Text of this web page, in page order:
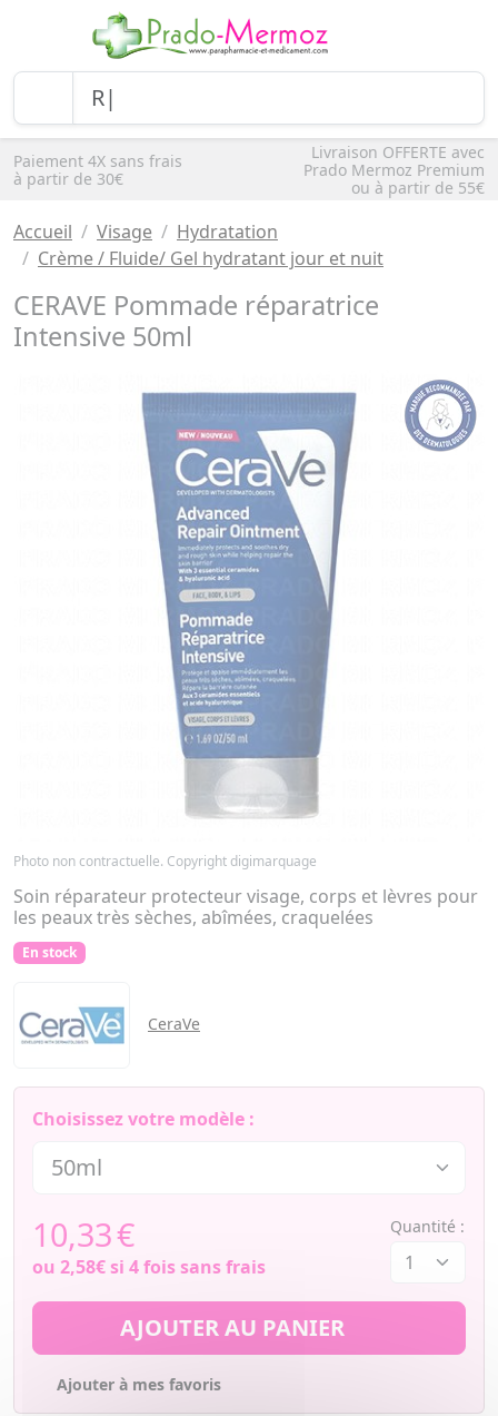
Paiement 4X sans frais
à partir de 30€
Livraison OFFERTE avec
Prado Mermoz Premium
ou à partir de 55€
Accueil Visage
Hydratation
Crème / Fluide/ Gel hydratant jour et nuit
CERAVE Pommade réparatrice
Intensive 50ml
Photo non contractuelle. Copyright digimarquage
Soin réparateur protecteur visage, corps et lèvres pour
les peaux très sèches, abîmées, craquelées
En stock
CeraVe
Choisissez votre modèle :
10,33€
ou 2,58€si 4 fois sans frais
Quantité :
AJOUTER AU PANIER
Ajouter à mes favoris